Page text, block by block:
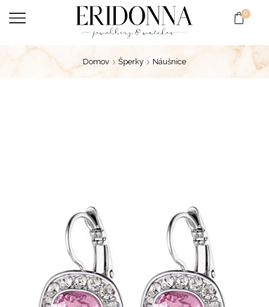
0
Domov Šperky Náušnice